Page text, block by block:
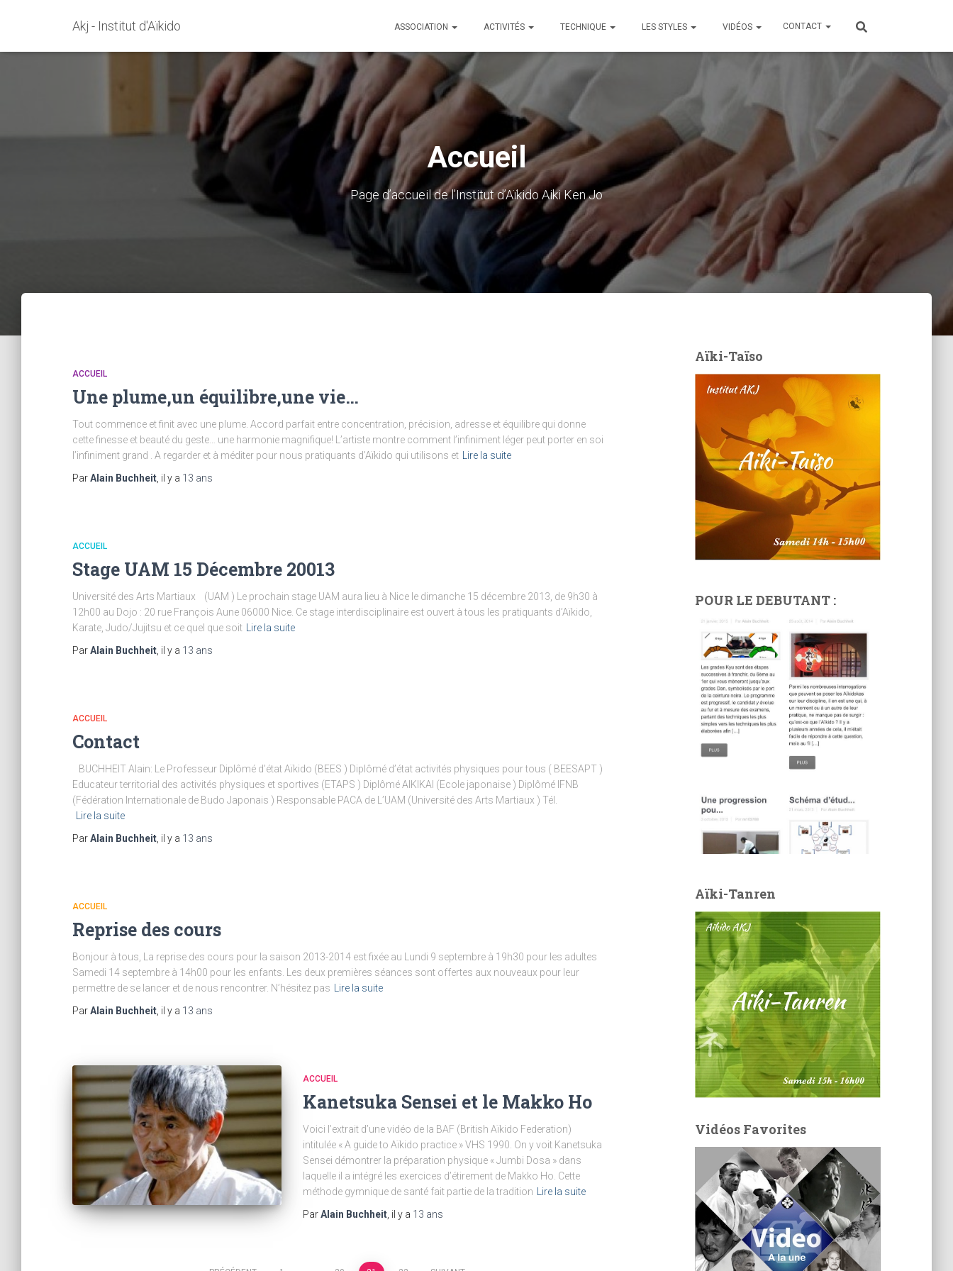
Akj - Institut d'Aïkido ASSOCIATION ACTIVITÉS TECHNIQUE LES STYLES VIDÉOS CONTACT
Accueil
Page d’accueil de l’Institut d’Aïkido Aiki Ken Jo
ACCUEIL
Une plume,un équilibre,une vie…
Tout commence et finit avec une plume. Accord parfait entre concentration, précision, adresse et équilibre qui donne
cette finesse et beauté du geste… une harmonie magnifique! L’artiste montre comment l’infiniment léger peut porter en soi
l’infiniment grand . A regarder et à méditer pour nous pratiquants d’Aïkido qui utilisons et
Lire la suite
ParAlain Buchheit , il y a 13 ans
ACCUEIL
Stage UAM 15 Décembre 20013
Université des Arts Martiaux (UAM ) Le prochain stage UAM aura lieu à Nice le dimanche 15 décembre 2013, de 9h30 à
12h00 au Dojo : 20 rue François Aune 06000 Nice. Ce stage interdisciplinaire est ouvert à tous les pratiquants d’Aïkido,
Karate, Judo/Jujitsu et ce quel que soit
Lire la suite
ParAlain Buchheit , il y a 13 ans
ACCUEIL
Contact
BUCHHEIT Alain: Le Professeur Diplômé d’état Aïkido (BEES ) Diplômé d’état activités physiques pour tous ( BEESAPT )
Educateur territorial des activités physiques et sportives (ETAPS ) Diplômé AIKIKAI (Ecole japonaise ) Diplômé IFNB
(Fédération Internationale de Budo Japonais ) Responsable PACA de L’UAM (Université des Arts Martiaux ) Tél.
Lire la suite
ParAlain Buchheit , il y a 13 ans
ACCUEIL
Reprise des cours
Bonjour à tous, La reprise des cours pour la saison 2013-2014 est fixée au Lundi 9 septembre à 19h30 pour les adultes
Samedi 14 septembre à 14h00 pour les enfants. Les deux premières séances sont offertes aux nouveaux pour leur
permettre de se lancer et de nous rencontrer. N’hésitez pas
Lire la suite
ParAlain Buchheit , il y a 13 ans
ACCUEIL
Kanetsuka Sensei et le Makko Ho
Voici l’extrait d’une vidéo de la BAF (British Aïkido Federation)
intitulée « A guide to Aïkido practice » VHS 1990. On y voit Kanetsuka
Sensei démontrer la préparation physique « Jumbi Dosa » dans
laquelle il a intégré les exercices d’étirement de Makko Ho. Cette
méthode gymnique de santé fait partie de la tradition
Lire la suite
ParAlain Buchheit , il y a 13 ans
Aïki-Taïso
POUR LE DEBUTANT :
Aïki-Tanren
Vidéos Favorites